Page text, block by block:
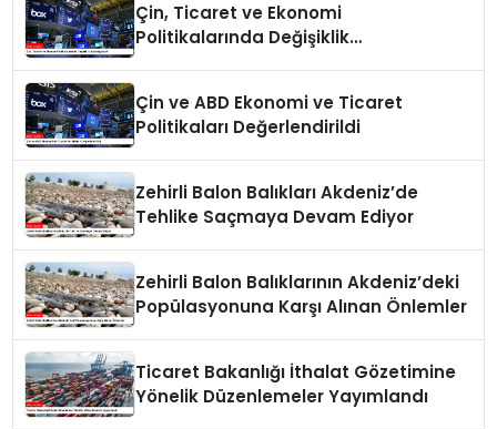
Çin, Ticaret ve Ekonomi
Politikalarında Değişiklik
Çin ve ABD Ekonomi ve Ticaret
Politikaları Değerlendirildi
Zehirli Balon Balıkları Akdeniz’de
Tehlike Saçmaya Devam Ediyor
Zehirli Balon Balıklarının Akdeniz’deki
Popülasyonuna Karşı Alınan Önlemler
Ticaret Bakanlığı İthalat Gözetimine
Yönelik Düzenlemeler Yayımlandı